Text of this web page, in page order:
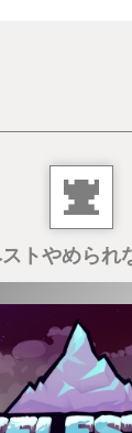
熟語（？）
シィッ）」
ビシィッ）」
んなセリフ・
詮索は無用で
トやめられ